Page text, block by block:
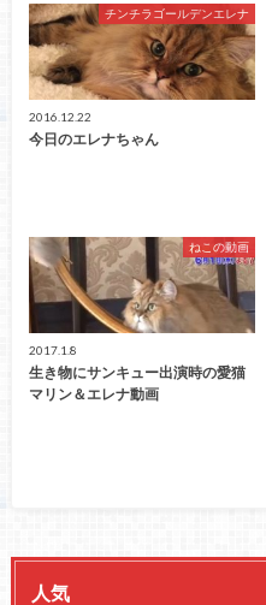
チンチラゴールデンエレナ
2016.12.22
今日のエレナちゃん
ねこの動画
2017.1.8
生き物にサンキュー出演時の愛猫
マリン＆エレナ動画
人気